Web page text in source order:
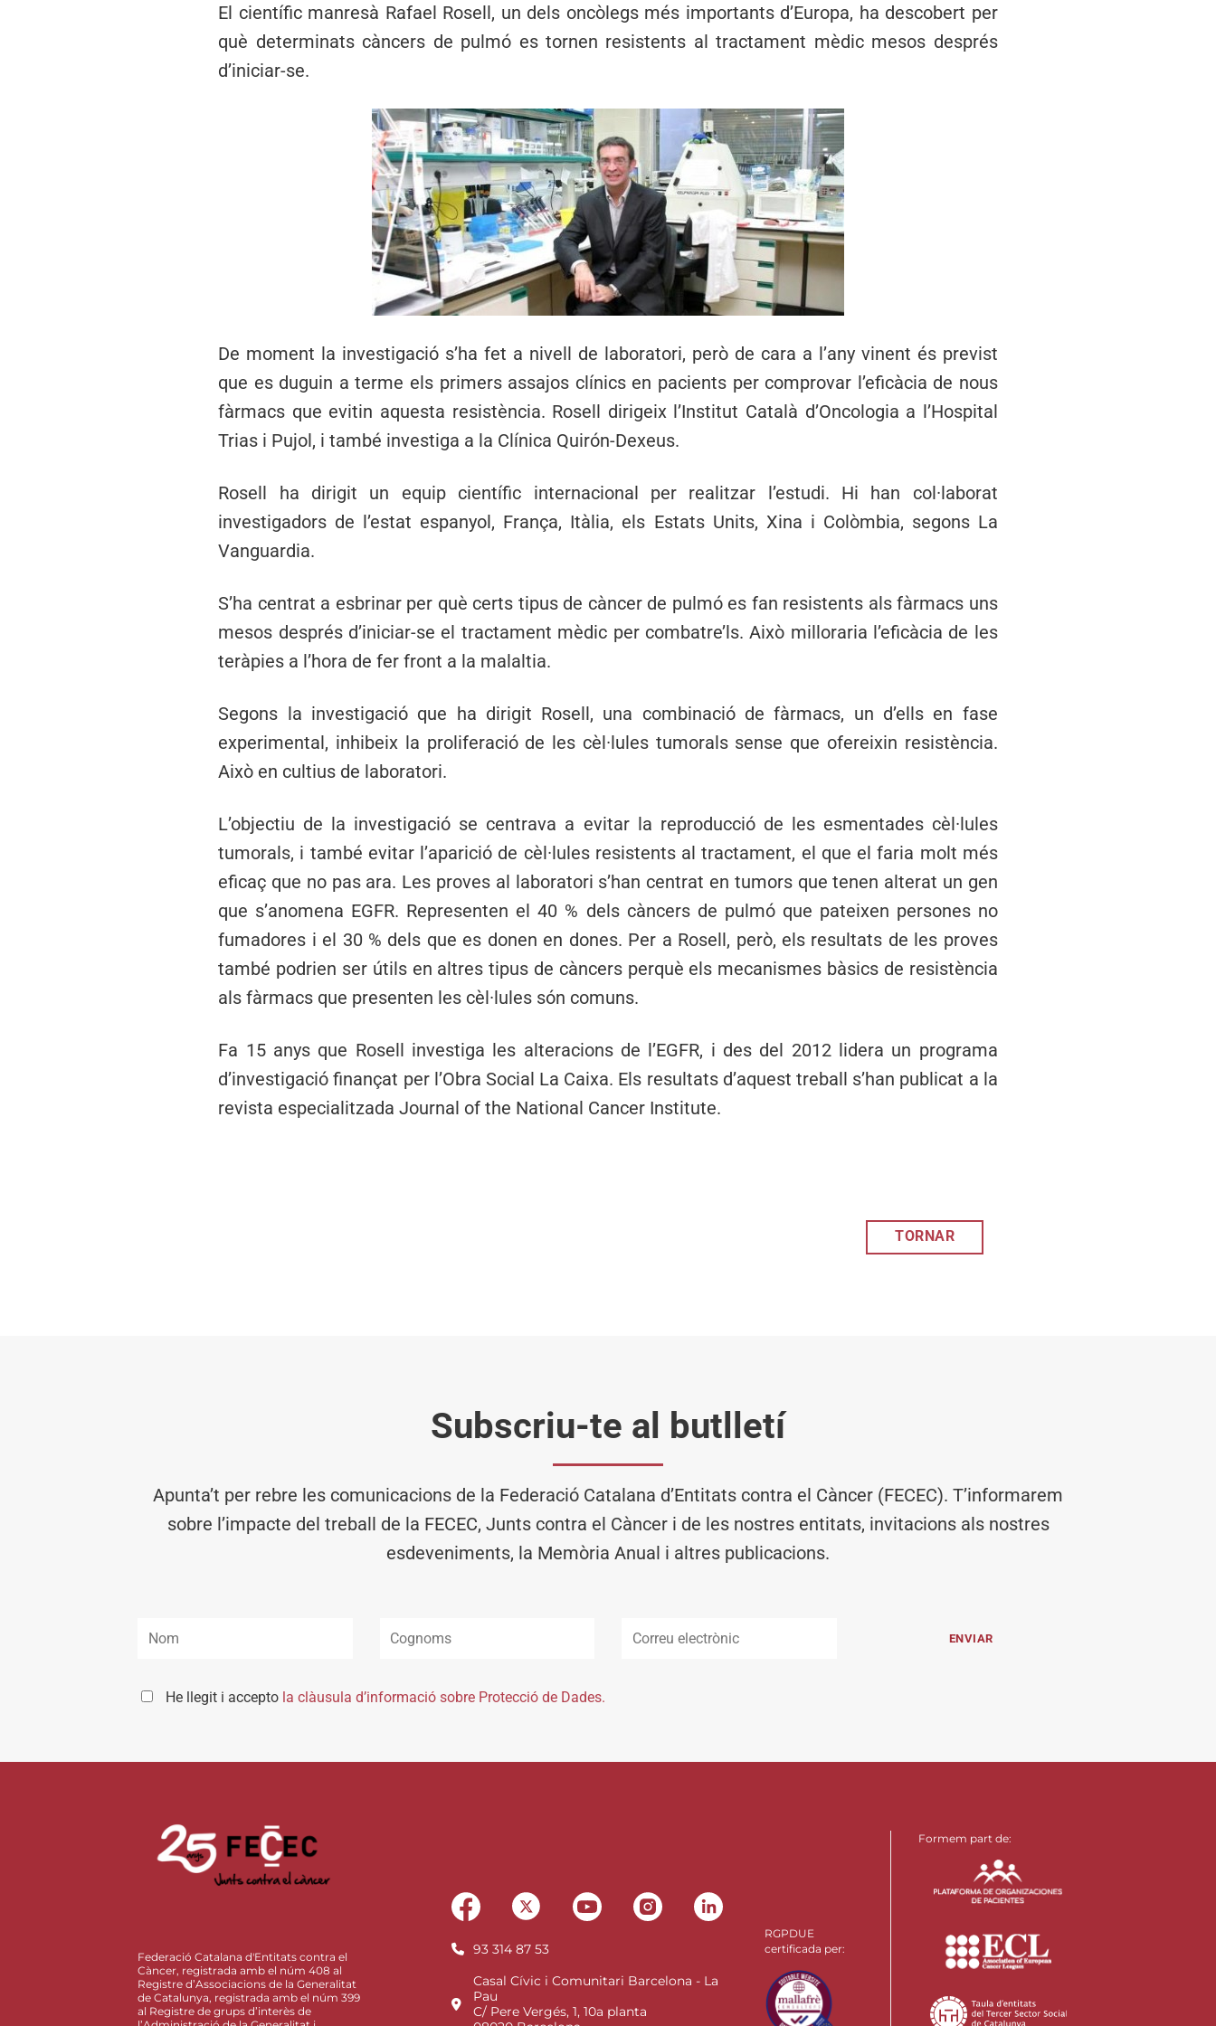
El científic manresà Rafael Rosell, un dels oncòlegs més importants d’Europa, ha descobert per
què determinats càncers de pulmó es tornen resistents al tractament mèdic mesos després
d’iniciar-se.
De moment la investigació s’ha fet a nivell de laboratori, però de cara a l’any vinent és previst
que es duguin a terme els primers assajos clínics en pacients per comprovar l’eficàcia de nous
fàrmacs que evitin aquesta resistència. Rosell dirigeix l’Institut Català d’Oncologia a l’Hospital
Trias i Pujol, i també investiga a la Clínica Quirón-Dexeus.
Rosell ha dirigit un equip científic internacional per realitzar l’estudi. Hi han col·laborat
investigadors de l’estat espanyol, França, Itàlia, els Estats Units, Xina i Colòmbia, segons La
Vanguardia.
S’ha centrat a esbrinar per què certs tipus de càncer de pulmó es fan resistents als fàrmacs uns
mesos després d’iniciar-se el tractament mèdic per combatre’ls. Això milloraria l’eficàcia de les
teràpies a l’hora de fer front a la malaltia.
Segons la investigació que ha dirigit Rosell, una combinació de fàrmacs, un d’ells en fase
experimental, inhibeix la proliferació de les cèl·lules tumorals sense que ofereixin resistència.
Això en cultius de laboratori.
L’objectiu de la investigació se centrava a evitar la reproducció de les esmentades cèl·lules
tumorals, i també evitar l’aparició de cèl·lules resistents al tractament, el que el faria molt més
eficaç que no pas ara. Les proves al laboratori s’han centrat en tumors que tenen alterat un gen
que s’anomena EGFR. Representen el 40 % dels càncers de pulmó que pateixen persones no
fumadores i el 30 % dels que es donen en dones. Per a Rosell, però, els resultats de les proves
també podrien ser útils en altres tipus de càncers perquè els mecanismes bàsics de resistència
als fàrmacs que presenten les cèl·lules són comuns.
Fa 15 anys que Rosell investiga les alteracions de l’EGFR, i des del 2012 lidera un programa
d’investigació finançat per l’Obra Social La Caixa. Els resultats d’aquest treball s’han publicat a la
revista especialitzada Journal of the National Cancer Institute.
TORNAR
Subscriu-te al butlletí
Apunta’t per rebre les comunicacions de la Federació Catalana d’Entitats contra el Càncer (FECEC). T’informarem
sobre l’impacte del treball de la FECEC, Junts contra el Càncer i de les nostres entitats, invitacions als nostres
esdeveniments, la Memòria Anual i altres publicacions.
He llegit i accepto la clàusula d’informació sobre Protecció de Dades.
Federació Catalana d'Entitats contra el
Càncer, registrada amb el núm 408 al
Registre d’Associacions de la Generalitat
de Catalunya, registrada amb el núm 399
al Registre de grups d’interès de
93 314 87 53
Casal Cívic i Comunitari Barcelona - La
Pau
C/ Pere Vergés, 1, 10a planta
RGPDUE
certificada per:
Formem part de: